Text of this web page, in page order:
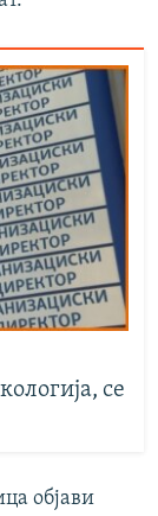
се
објави